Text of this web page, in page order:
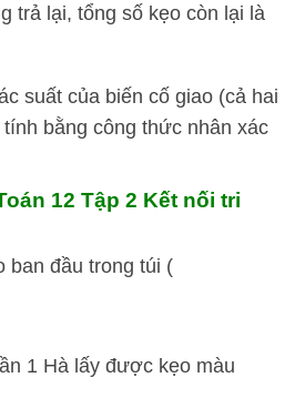
trả lại, tổng số kẹo còn lại là
suất của biến cố giao (cả hai
bằng công thức nhân xác
12 Tập 2 Kết nối tri
ban đầu trong túi (
1 Hà lấy được kẹo màu